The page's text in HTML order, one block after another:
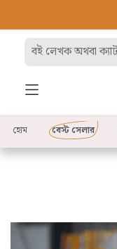
হোম বেস্ট সেলার